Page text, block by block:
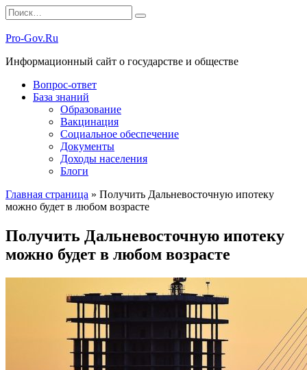
Перейти
к
содержанию
Search
for:
Pro-Gov.Ru
Информационный сайт о государстве и обществе
Вопрос-ответ
База знаний
Образование
Вакцинация
Социальное обеспечение
Документы
Доходы населения
Блоги
Главная страница » Получить Дальневосточную ипотеку
можно будет в любом возрасте
Получить Дальневосточную ипотеку
можно будет в любом возрасте